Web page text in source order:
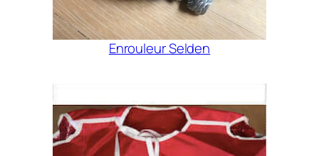
Enrouleur Selden